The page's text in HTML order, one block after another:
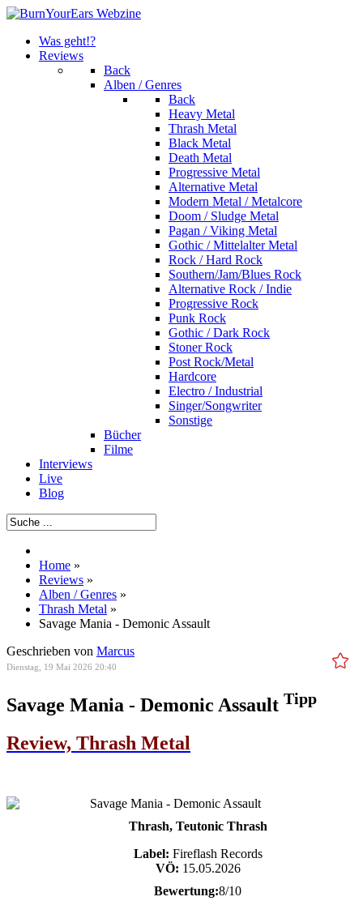
Was geht!?
Reviews
Back
Alben / Genres
Back
Heavy Metal
Thrash Metal
Black Metal
Death Metal
Progressive Metal
Alternative Metal
Modern Metal / Metalcore
Doom / Sludge Metal
Pagan / Viking Metal
Gothic / Mittelalter Metal
Rock / Hard Rock
Southern/Jam/Blues Rock
Alternative Rock / Indie
Progressive Rock
Punk Rock
Gothic / Dark Rock
Stoner Rock
Post Rock/Metal
Hardcore
Electro / Industrial
Singer/Songwriter
Sonstige
Bücher
Filme
Interviews
Live
Blog
Home »
Reviews »
Alben / Genres »
Thrash Metal »
Savage Mania - Demonic Assault
Geschrieben von Marcus
Dienstag, 19 Mai 2026 20:40
Savage Mania - Demonic Assault Tipp
Review, Thrash Metal
Thrash, Teutonic Thrash
Label: Fireflash Records
VÖ: 15.05.2026
Bewertung:8/10